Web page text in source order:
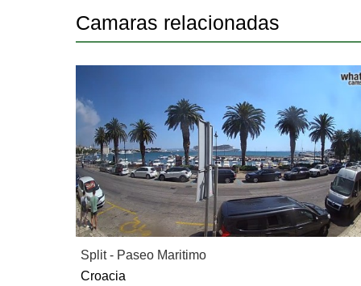
Camaras relacionadas
Split - Paseo Maritimo
Croacia